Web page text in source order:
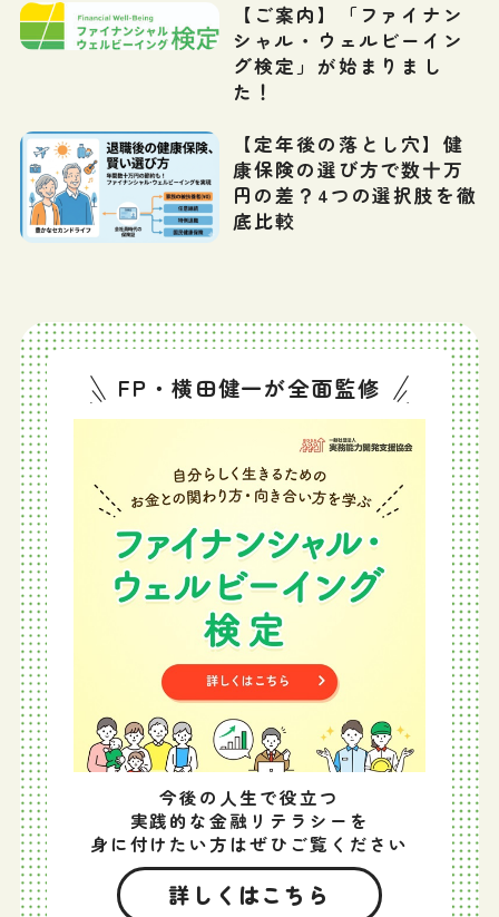
【ご案内】「ファイナン
シャル・ウェルビーイン
グ検定」が始まりまし
た！
【定年後の落とし穴】健
康保険の選び方で数十万
円の差？4つの選択肢を徹
底比較
FP・横田健一が全面監修
今後の人生で役立つ
実践的な金融リテラシーを
身に付けたい方はぜひご覧ください
詳しくはこちら